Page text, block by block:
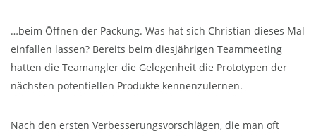
…beim Öffnen der Packung. Was hat sich Christian dieses Mal
einfallen lassen? Bereits beim diesjährigen Teammeeting
hatten die Teamangler die Gelegenheit die Prototypen der
nächsten potentiellen Produkte kennenzulernen.
Nach den ersten Verbesserungsvorschlägen, die man oft